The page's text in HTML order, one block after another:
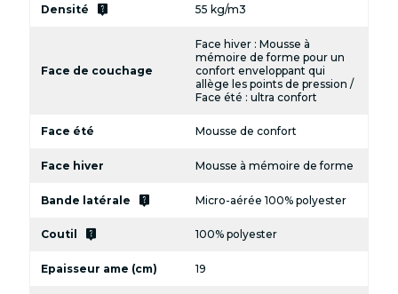
Densité live_help 55 kg/m3
Face de couchage
Face hiver : Mousse à
mémoire de forme pour un
confort enveloppant qui
allège les points de pression /
Face été : ultra confort
Face été Mousse de confort
Face hiver Mousse à mémoire de forme
Bande latérale live_help Micro-aérée 100% polyester
Coutil live_help 100% polyester
Epaisseur ame (cm) 19